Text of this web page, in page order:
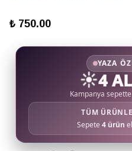
₺ 750.00
YAZA
☀️4
Kampanya
TÜM
Sepete4 ürün